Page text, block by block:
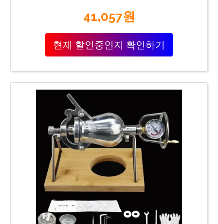
41,057원
현재 할인중인지 확인하기